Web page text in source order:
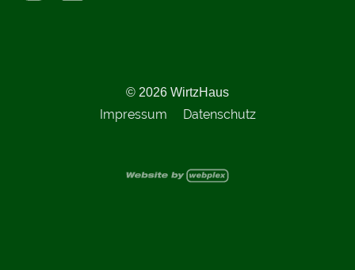
© 2026 WirtzHaus
Impressum Datenschutz